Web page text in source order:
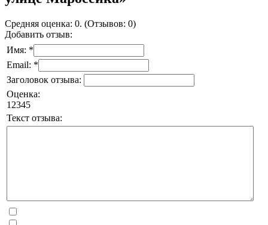
Средняя оценка: 0. (Отзывов: 0)
Добавить отзыв:
Имя: *
Email: *
Заголовок отзыва:
Оценка:
1 2345
Текст отзыва: